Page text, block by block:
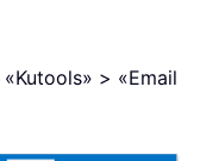
> «Email